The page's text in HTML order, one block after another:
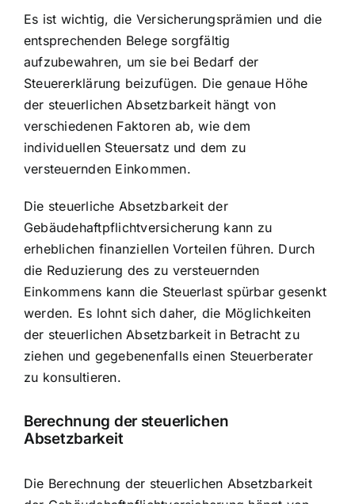
Es ist wichtig, die Versicherungsprämien und die
entsprechenden Belege sorgfältig
aufzubewahren, um sie bei Bedarf der
Steuererklärung beizufügen. Die genaue Höhe
der steuerlichen Absetzbarkeit hängt von
verschiedenen Faktoren ab, wie dem
individuellen Steuersatz und dem zu
versteuernden Einkommen.
Die steuerliche Absetzbarkeit der
Gebäudehaftpflichtversicherung kann zu
erheblichen finanziellen Vorteilen führen. Durch
die Reduzierung des zu versteuernden
Einkommens kann die Steuerlast spürbar gesenkt
werden. Es lohnt sich daher, die Möglichkeiten
der steuerlichen Absetzbarkeit in Betracht zu
ziehen und gegebenenfalls einen Steuerberater
zu konsultieren.
Berechnung der steuerlichen
Absetzbarkeit
Die Berechnung der steuerlichen Absetzbarkeit